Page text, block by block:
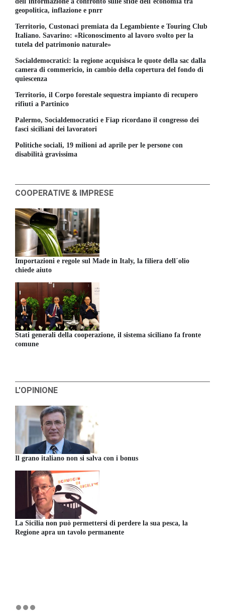
geopolitica, inflazione e pnrr
Territorio, Custonaci premiata da Legambiente e Touring Club
Italiano. Savarino: «Riconoscimento al lavoro svolto per la
tutela del patrimonio naturale»
Socialdemocratici: la regione acquisisca le quote della sac dalla
camera di commericio, in cambio della copertura del fondo di
quiescenza
Territorio, il Corpo forestale sequestra impianto di recupero
rifiuti a Partinico
Palermo, Socialdemocratici e Fiap ricordano il congresso dei
fasci siciliani dei lavoratori
Politiche sociali, 19 milioni ad aprile per le persone con
disabilità gravissima
COOPERATIVE & IMPRESE
Importazioni e regole sul Made in Italy, la filiera dell´olio
chiede aiuto
Stati generali della cooperazione, il sistema siciliano fa fronte
comune
L'OPINIONE
Il grano italiano non si salva con i bonus
La Sicilia non può permettersi di perdere la sua pesca, la
Regione apra un tavolo permanente